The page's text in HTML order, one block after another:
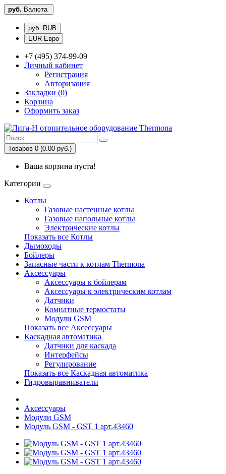
руб. Валюта
руб. RUB
EUR Евро
+7 (495) 374-99-09
Личный кабинет
Регистрация
Авторизация
Закладки (0)
Корзина
Оформить заказ
Товаров 0 (0.00 руб.)
Ваша корзина пуста!
Категории
Котлы
Газовые настенные котлы
Газовые напольные котлы
Электрические котлы
Показать все Котлы
Дымоходы
Бойлеры
Запасные части к котлам Thermona
Аксессуары
Аксессуары к бойлерам
Аксессуары к электрическим котлам
Датчики
Комнатные термостаты
Модули GSM
Показать все Аксессуары
Каскадная автоматика
Датчики для каскада
Интерфейсы
Регулирование
Показать все Каскадная автоматика
Гидровыравниватели
Аксессуары
Модули GSM
Модуль GSM - GST 1 арт.43460